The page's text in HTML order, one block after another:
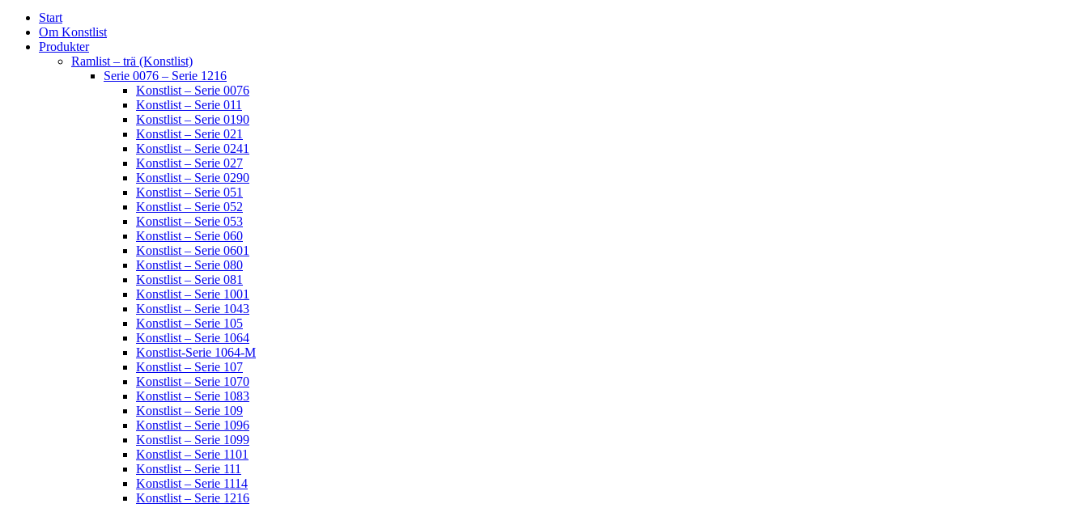
Start
Om Konstlist
Produkter
Ramlist – trä (Konstlist)
Serie 0076 – Serie 1216
Konstlist – Serie 0076
Konstlist – Serie 011
Konstlist – Serie 0190
Konstlist – Serie 021
Konstlist – Serie 0241
Konstlist – Serie 027
Konstlist – Serie 0290
Konstlist – Serie 051
Konstlist – Serie 052
Konstlist – Serie 053
Konstlist – Serie 060
Konstlist – Serie 0601
Konstlist – Serie 080
Konstlist – Serie 081
Konstlist – Serie 1001
Konstlist – Serie 1043
Konstlist – Serie 105
Konstlist – Serie 1064
Konstlist-Serie 1064-M
Konstlist – Serie 107
Konstlist – Serie 1070
Konstlist – Serie 1083
Konstlist – Serie 109
Konstlist – Serie 1096
Konstlist – Serie 1099
Konstlist – Serie 1101
Konstlist – Serie 111
Konstlist – Serie 1114
Konstlist – Serie 1216